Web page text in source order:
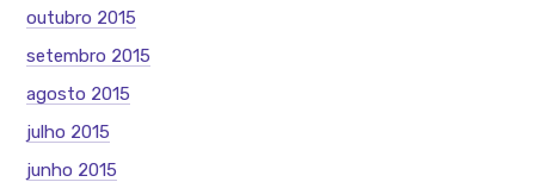
outubro 2015
setembro 2015
agosto 2015
julho 2015
junho 2015